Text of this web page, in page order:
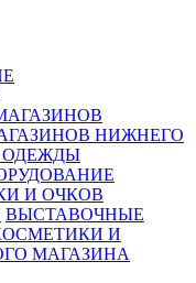
НИЖНЕГО
ОДЕЖДЫ
И ОЧКОВ
ВЫСТАВОЧНЫЕ
И
МАГАЗИНА